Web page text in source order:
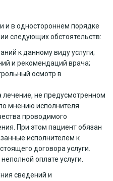
и в одностороннем порядке
следующих обстоятельств:
к данному виду услуги;
и рекомендаций врача;
осмотр в
лечение, не предусмотренном
мнению исполнителя
проводимого
При этом пациент обязан
исполнителем к
договора услуги.
оплате услуги.
сведений и